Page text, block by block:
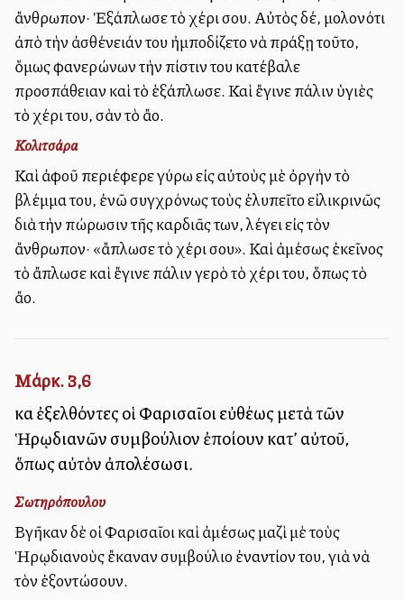
ἄνθρωπον· Ἐξάπλωσε τὸ χέρι σου. Αὐτὸς δέ, μολονότι
ἀπὸ τὴν ἀσθένειάν του ἠμποδίζετο νὰ πράξῃ τοῦτο,
ὅμως φανερώνων τὴν πίστιν του κατέβαλε
προσπάθειαν καὶ τὸ ἑξάπλωσε. Καὶ ἔγινε πάλιν ὑγιὲς
τὸ χέρι του, σὰν τὸ ἄλλο.
Κολιτσάρα
Καὶ ἀφοῦ περιέφερε γύρω εἰς αὐτοὺς μὲ ὀργὴν τὸ
βλέμμα του, ἐνῶ συγχρόνως τοὺς ἐλυπεῖτο εἰλικρινῶς
διὰ τὴν πώρωσιν τῆς καρδιᾶς των, λέγει εἰς τὸν
ἄνθρωπον· «ἄπλωσε τὸ χέρι σου». Καὶ ἀμέσως ἐκεῖνος
τὸ ἄπλωσε καὶ ἔγινε πάλιν γερὸ τὸ χέρι του, ὅπως τὸ
ἄλλο.
Μάρκ. 3,6
καὶ ἐξελθόντες οἱ Φαρισαῖοι εὐθέως μετὰ τῶν
Ἡρῳδιανῶν συμβούλιον ἐποίουν κατ’ αὐτοῦ,
ὅπως αὐτὸν ἀπολέσωσι.
Σωτηρόπουλου
Βγῆκαν δὲ οἱ Φαρισαῖοι καὶ ἀμέσως μαζὶ μὲ τοὺς
Ἡρῳδιανοὺς ἔκαναν συμβούλιο ἐναντίον του, γιὰ νὰ
τὸν ἐξοντώσουν.